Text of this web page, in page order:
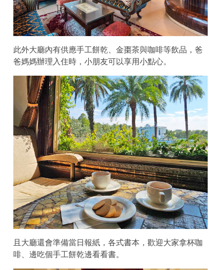
此外大廳內有供應手工餅乾、金棗茶與咖啡等飲品，爸
爸媽媽辦理入住時，小朋友可以享用小點心。
且大廳還會準備當日報紙，各式書本，歡迎大家拿杯咖
啡、邊吃個手工餅乾邊看看書。